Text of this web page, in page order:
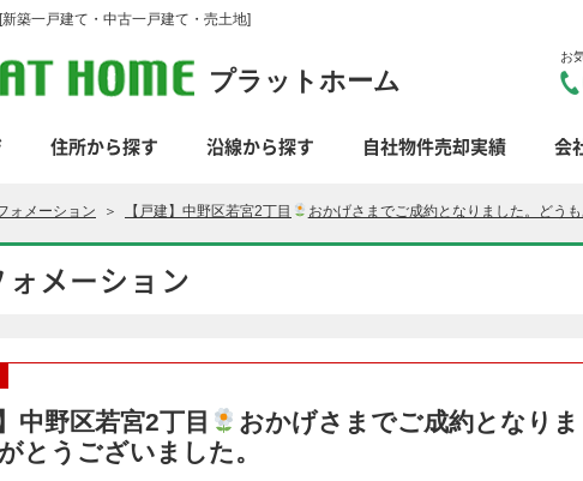
築一戸建て・中古一戸建て・売土地]
プラットホーム
お
住所から探す 沿線から探す 自社物件売却実績 会
ォメーション ＞ 【戸建】中野区若宮2丁目 おかげさまでご成約となりました。どう
ォメーション
中野区若宮2丁目
おかげさまでご成約となりま
とうございました。